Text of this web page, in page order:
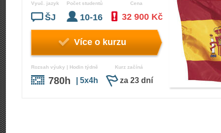
Vyuč. jazyk
ŠJ
Počet studentů
10-16
Cena
32 900 Kč
Více o kurzu
Rozsah výuky | Hodin týdně
780h | 5x4h
Kurz začíná
za 23 dní